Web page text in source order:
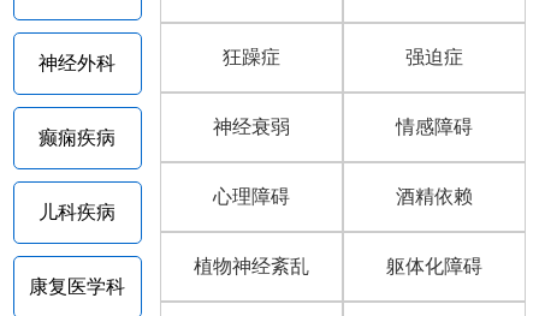
神经外科
癫痫疾病
儿科疾病
康复医学科
狂躁症 强迫症
神经衰弱 情感障碍
心理障碍 酒精依赖
植物神经紊乱 躯体化障碍